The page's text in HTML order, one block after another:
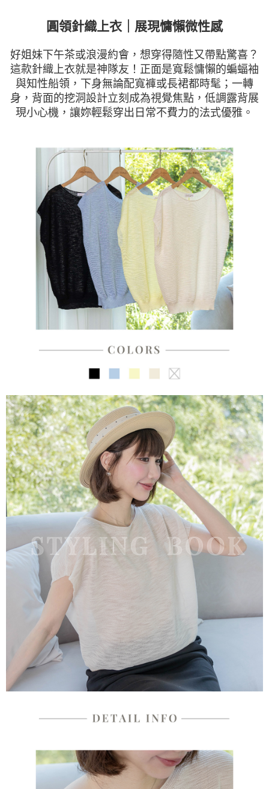
圓領針織上衣｜展現慵懶微性感
好姐妹下午茶或浪漫約會，想穿得隨性又帶點驚喜？
這款針織上衣就是神隊友！正面是寬鬆慵懶的蝙蝠袖
與知性船領，下身無論配寬褲或長裙都時髦；一轉
身，背面的挖洞設計立刻成為視覺焦點，低調露背展
現小心機，讓妳輕鬆穿出日常不費力的法式優雅。